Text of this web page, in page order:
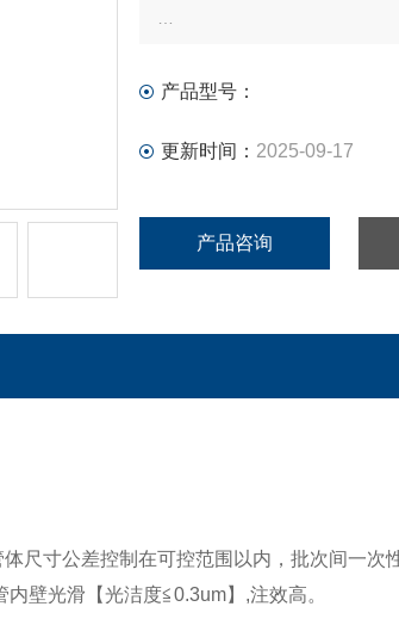
产品型号：
更新时间： 2025-09-17
产品咨询
尺寸公差控制在可控范围以内，批次间一次
壁光滑【光洁度≦0.3um】,注效高。